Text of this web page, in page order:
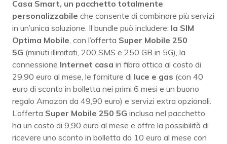
Casa Smart, un pacchetto totalmente
personalizzabile che consente di combinare più servizi
in un’unica soluzione. Il bundle può includere: la SIM
Optima Mobile, con l’offerta Super Mobile 250
5G (minuti illimitati, 200 SMS e 250 GB in 5G), la
connessione Internet casa in fibra ottica al costo di
29,90 euro al mese, le forniture di luce e gas (con 40
euro di sconto in bolletta nei primi 6 mesi e un buono
regalo Amazon da 49,90 euro) e servizi extra opzionali.
L’offerta Super Mobile 250 5G inclusa nel pacchetto
ha un costo di 9,90 euro al mese e offre la possibilità di
ricevere uno sconto in bolletta da 10 euro al mese con